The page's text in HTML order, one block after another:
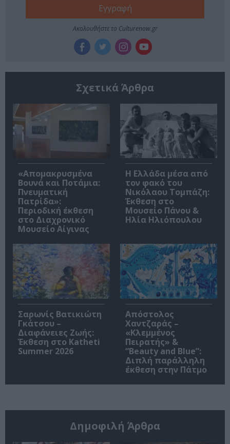
Ακολουθήστε το Culturenow.gr
Σχετικά Άρθρα
«Απομακρυσμένα
Βουνά και Ποτάμια:
Πνευματική
Πατρίδα»:
Περιοδική έκθεση
στο Διαχρονικό
Μουσείο Αίγινας
Η Ελλάδα μέσα από
τον φακό του
Νικόλαου Τομπάζη:
Έκθεση στο
Μουσείο Πάνου &
Ηλία Ηλιόπουλου
Σαρωνίς Βατικιώτη
Γκάτσου –
Διαφάνειες Ζωής:
Έκθεση στο Katheti
Summer 2026
Απόστολος
Χαντζαράς –
«Κλεμμένος
Πειρατής» &
“Beauty and Blue”:
Διπλή παράλληλη
έκθεση στην Πάτμο
Δημοφιλή Άρθρα